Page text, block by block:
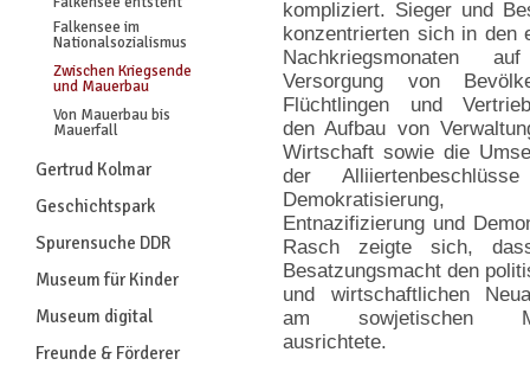
Falkensee im
Nationalsozialismus
Zwischen Kriegsende
und Mauerbau
Von Mauerbau bis
Mauerfall
Gertrud Kolmar
Geschichtspark
Spurensuche DDR
Museum für Kinder
Museum digital
Freunde & Förderer
kompliziert. Sieger und
konzentrierten sich in den
Nachkriegsmonaten
Versorgung von
Flüchtlingen und
den Aufbau von
Wirtschaft sowie die
der
Demokratisierung,
Entnazifizierung und
Rasch zeigte sich,
Besatzungsmacht den
und wirtschaftlichen
am sowjetischen
ausrichtete.